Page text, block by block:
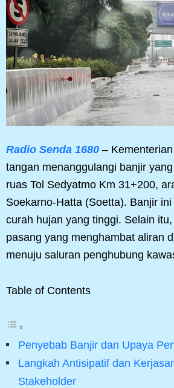
Radio Senda 1680 –
tangan menanggulangi banjir
ruas Tol Sedyatmo Km 31+200,
Soekarno-Hatta (Soetta). Banjir
curah hujan yang tinggi. Selain
pasang yang menghambat aliran
menuju saluran penghubung
Table of Contents
Penyebab Banjir dan Upaya
Langkah Antisipatif dan
Stakeholder